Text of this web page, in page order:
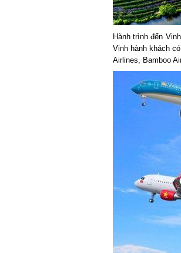
Hành trình đến
Vinh hành khách
Airlines, Bamboo